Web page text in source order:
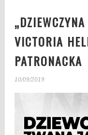
VICTORIA
PATRONACKA
10/09/2019